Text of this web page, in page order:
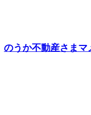
のうか不動産さま